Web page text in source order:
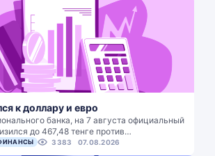
к доллару и евро
банка, на 7 августа официальный
до 467,48 тенге против…
3383 07.08.2026